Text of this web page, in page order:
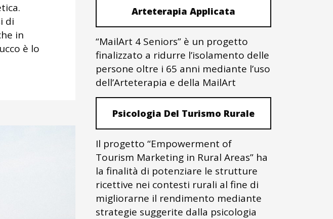
di
in
è lo
Arteterapia Applicata
“MailArt 4 Seniors” è un progetto
finalizzato a ridurre l’isolamento delle
persone oltre i 65 anni mediante l’uso
dell’Arteterapia e della MailArt
Psicologia Del Turismo Rurale
Il progetto “Empowerment of
Tourism Marketing in Rural Areas” ha
la finalità di potenziare le strutture
ricettive nei contesti rurali al fine di
migliorarne il rendimento mediante
strategie suggerite dalla psicologia